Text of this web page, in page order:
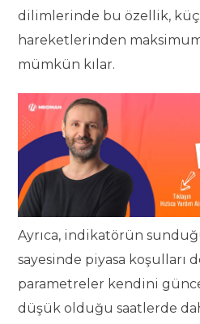
dilimlerinde bu özellik,
hareketlerinden
mümkün kılar.
Ayrıca, indikatörün
sayesinde piyasa koşulları
parametreler kendini
düşük olduğu saatlerde